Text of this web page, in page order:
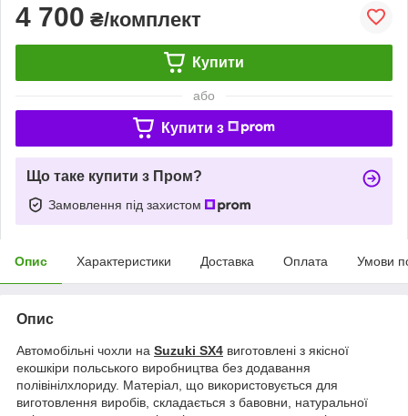
4 700 ₴/комплект
Купити
або
Купити з
Що таке купити з Пром?
Замовлення під захистом
Опис Характеристики Доставка Оплата Умови
Опис
Автомобільні чохли на Suzuki SX4 виготовлені з якісної
екошкіри польського виробництва без додавання
полівінілхлориду. Матеріал, що використовується для
виготовлення виробів, складається з бавовни, натуральної